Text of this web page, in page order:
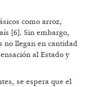
como arroz,
[6]. Sin embargo,
no llegan en cantidad
al Estado y
se espera que el